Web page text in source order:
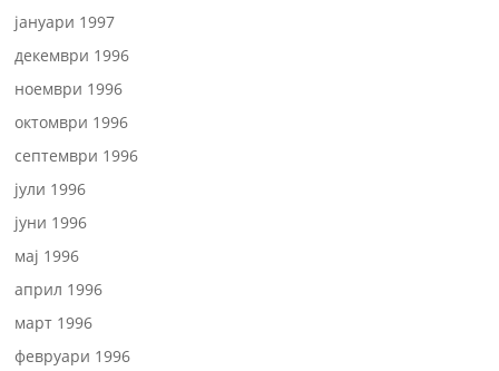
јануари 1997
декември 1996
ноември 1996
октомври 1996
септември 1996
јули 1996
јуни 1996
мај 1996
април 1996
март 1996
февруари 1996